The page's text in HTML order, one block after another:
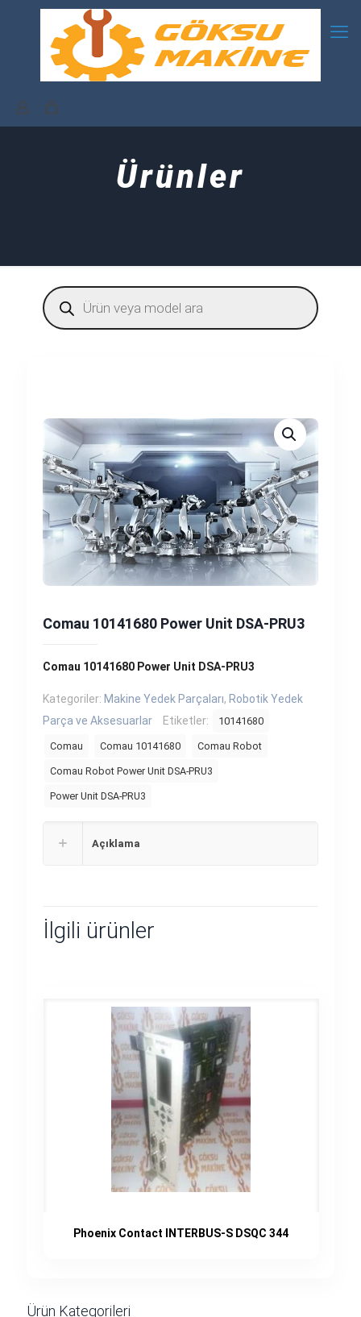
Ürünler
Products
search
Comau 10141680 Power Unit DSA-PRU3
Comau 10141680 Power Unit DSA-PRU3
Kategoriler: Makine Yedek Parçaları, Robotik Yedek
Parça ve Aksesuarlar
Etiketler: 10141680
Comau Comau 10141680 Comau Robot
Comau Robot Power Unit DSA-PRU3
Power Unit DSA-PRU3
Açıklama
İlgili ürünler
Phoenix Contact INTERBUS-S DSQC 344
Ürün Kategorileri